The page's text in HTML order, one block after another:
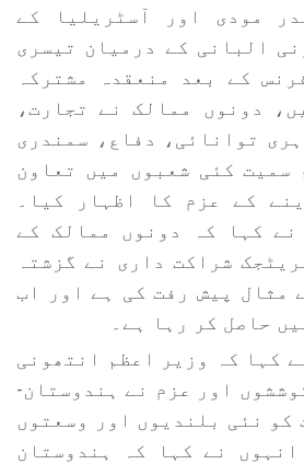
مودی اور آسٹریلیا کے
البانی کے درمیان تیسری
کے بعد منعقدہ مشترکہ
دونوں ممالک نے تجارت،
توانائی، دفاع، سمندری
سمیت کئی شعبوں میں تعاون
کے عزم کا اظہار کیا۔
کہا کہ دونوں ممالک کے
شراکت داری نے گزشتہ
مثال پیش رفت کی ہے اور اب
حاصل کر رہا ہے۔
کہا کہ وزیر اعظم انتھونی
اور عزم نے ہندوستان-
کو نئی بلندیوں اور وسعتوں
نے کہا کہ ہندوستان